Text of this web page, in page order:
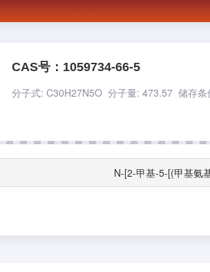
CAS号：1059734-66-5
分子式: C30H27N5O 分子量: 473.57 储存条
N-[2-甲基-5-[(甲基氨